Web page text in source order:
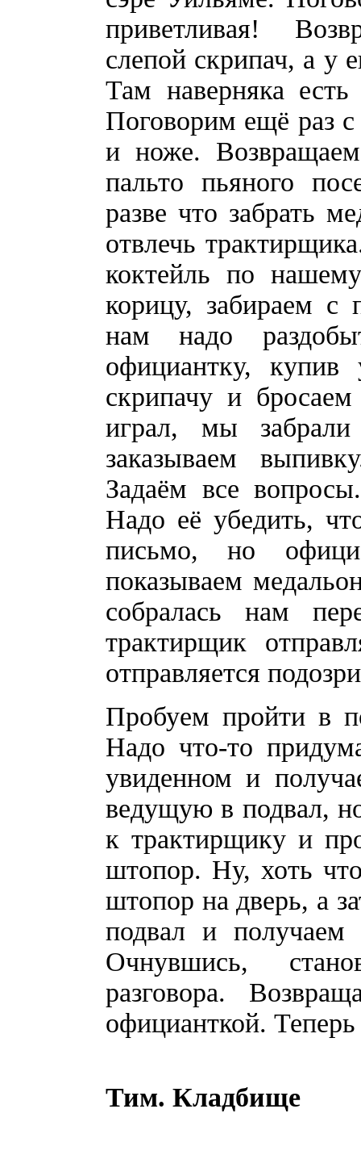
приветливая!
слепой скрипач, а у
Там наверняка
Поговорим ещё раз
и ноже.
пальто пьяного
разве что забрать
отвлечь
коктейль по
корицу, забираем
нам надо
официантку,
скрипачу и
играл, мы
заказываем
Задаём все
Надо её убедить,
письмо, но
показываем
собралась нам
трактирщик
отправляется
Пробуем пройти в
Надо что-то
увиденном и
ведущую в подвал,
к трактирщику и
штопор. Ну, хоть
штопор на дверь, а
подвал и
Очнувшись,
разговора.
официанткой.
Тим. Кладбище